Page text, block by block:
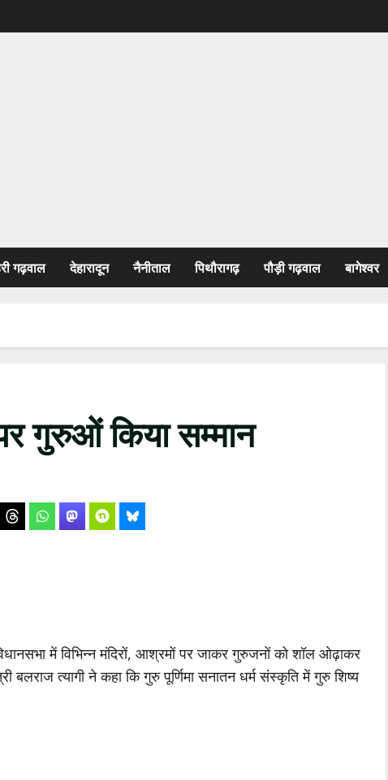
गढ़वाल देहारादून नैनीताल पिथौरागढ़ पौड़ी गढ़वाल बागेश्वर
गुरुओं किया सम्मान
में विभिन्न मंदिरों, आश्रमों पर जाकर गुरुजनों को शॉल ओढ़ाकर
बलराज त्यागी ने कहा कि गुरु पूर्णिमा सनातन धर्म संस्कृति में गुरु शिष्य